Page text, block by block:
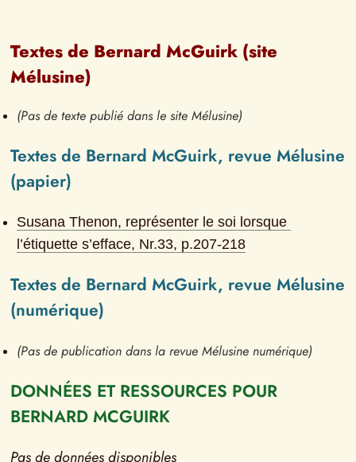
Textes de Bernard McGuirk (site
Mélusine)
(Pas de texte publié dans le site Mélusine)
Textes de Bernard McGuirk, revue Mélusine
(papier)
Susana Thenon, représenter le soi lorsque
l’étiquette s’efface, Nr.33, p.207-218
Textes de Bernard McGuirk, revue Mélusine
(numérique)
(Pas de publication dans la revue Mélusine numérique)
DONNÉES ET RESSOURCES POUR
BERNARD MCGUIRK
Pas de données disponibles